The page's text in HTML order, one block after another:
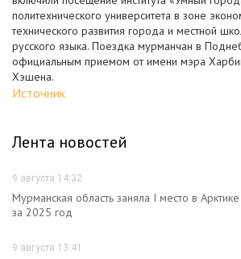
политехнического университета в зоне
технического развития города и местной
русского языка. Поездка мурманчан в
официальным приемом от имени мэра
Хэшена.
Источник
Лента новостей
9 августа 14:32
Мурманская область заняла I место в
за 2025 год
9 августа 13:41